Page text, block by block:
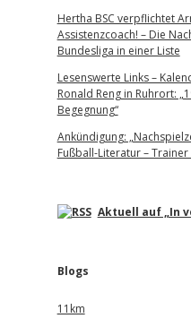
Hertha BSC verpflichtet
Assistenzcoach! – Die
Bundesliga in einer Liste
Lesenswerte Links –
Ronald Reng in Ruhrort:
Begegnung“
Ankündigung:
Fußball-Literatur – Trainer
Aktuell auf „In
Blogs
11km